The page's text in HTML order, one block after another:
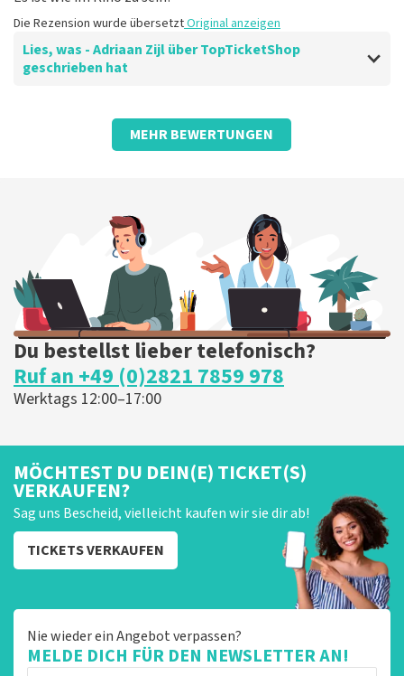
Die Rezension wurde übersetztOriginal anzeigen
Lies, was - Adriaan Zijl über TopTicketShop
geschrieben hat
Bewertung von - Adriaan Zijl überTopTicketShop
Nett, einfach und gut
MEHR BEWERTUNGEN
Du bestellst lieber telefonisch?
Ruf an +49 (0)2821 7859 978
Werktags 12:00–17:00
MÖCHTEST DU DEIN(E) TICKET(S)
VERKAUFEN?
Sag uns Bescheid, vielleicht kaufen wir sie dir ab!
TICKETS VERKAUFEN
Nie wieder ein Angebot verpassen?
MELDE DICH FÜR DEN NEWSLETTER AN!